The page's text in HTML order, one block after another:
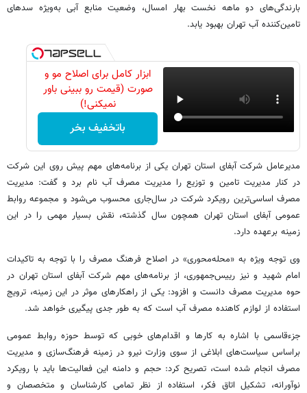
بارندگی‌های دو ماهه نخست بهار امسال، وضعیت منابع آبی به‌ویژه سدهای
تامین‌کننده آب تهران بهبود یابد.
ابزار کامل برای اصلاح مو و
صورت (قیمت رو ببینی باور
نمیکنی!)
باتخفیف بخر
مدیرعامل شرکت آبفای استان تهران یکی از برنامه‌های مهم پیش روی این شرکت
در کنار مدیریت تامین و توزیع را مدیریت مصرف آب نام برد و گفت: مدیریت
مصرف اساسی‌ترین رویکرد شرکت در سال‌جاری محسوب می‌شود و مجموعه روابط
عمومی آبفای استان تهران همچون سال گذشته، نقش بسیار مهمی را در این
زمینه برعهده دارد.
وی توجه ویژه به «محله‌محوری» در اصلاح فرهنگ مصرف را با توجه به تاکیدات
امام شهید و نیز رییس‌جمهوری، از برنامه‌های مهم شرکت آبفای استان تهران در
حوه مدیریت مصرف دانست و افزود: یکی از راهکارهای موثر در این زمینه، ترویج
استفاده از لوازم کاهنده مصرف آب است که به طور جدی پیگیری خواهد شد.
جزءقاسمی با اشاره به کارها و اقدام‌های خوبی که توسط حوزه روابط عمومی
براساس سیاست‌های ابلاغی از سوی وزارت نیرو در زمینه فرهنگ‌سازی و مدیریت
مصرف انجام شده است، تصریح کرد: حجم و دامنه این فعالیت‌ها باید با رویکرد
نوآورانه، تشکیل اتاق فکر، استفاده از نظر تمامی کارشناسان و متخصصان و